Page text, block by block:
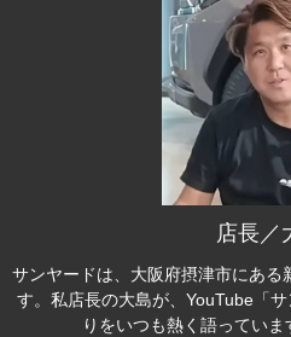
店長／
サンヤードは、大阪府摂津市にある
す。私店長の大島が、YouTube「
りをいつも熱く語ってい